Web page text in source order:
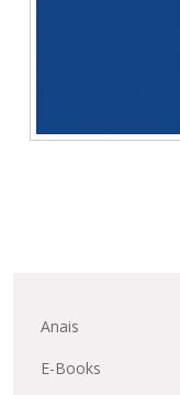
Anais
E-Books